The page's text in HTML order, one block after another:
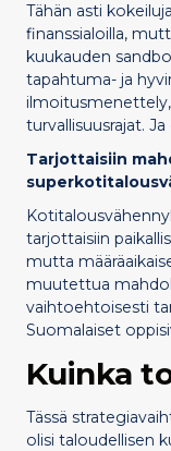
Tähän asti
finanssialoilla,
kuukauden
tapahtuma- ja
ilmoitusmenettely,
turvallisuusrajat.
Tarjottaisiin
tarjottaisiin
mutta
muutettua
vaihtoehtoisesti
Suomalaiset
Kuinka
Tässä
olisi taloudellisen